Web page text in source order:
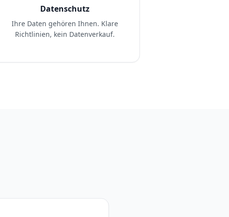
Datenschutz
Ihre Daten gehören Ihnen. Klare
Richtlinien, kein Datenverkauf.